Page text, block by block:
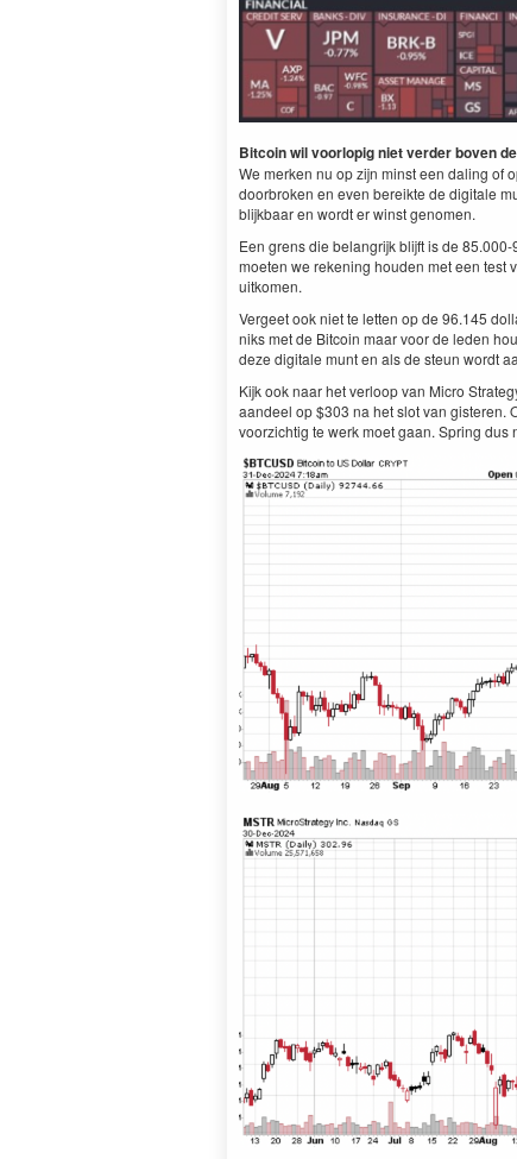
Bitcoin wil voorlopig niet verder boven
We merken nu op zijn minst een daling of
doorbroken en even bereikte de digitale
blijkbaar en wordt er winst genomen.
Een grens die belangrijk blijft is de
moeten we rekening houden met een test
uitkomen.
Vergeet ook niet te letten op de 96.145
niks met de Bitcoin maar voor de leden
deze digitale munt en als de steun wordt
Kijk ook naar het verloop van Micro
aandeel op $303 na het slot van gisteren.
voorzichtig te werk moet gaan. Spring dus